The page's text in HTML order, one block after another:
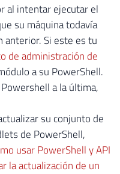
al intentar ejecutar el
su máquina todavía
anterior. Si este es tu
de administración de
a su PowerShell.
a la última,
su conjunto de
de PowerShell,
usar PowerShell y API
la actualización de un